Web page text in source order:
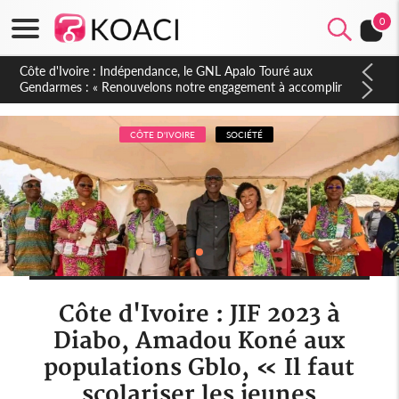
0
Sierra Leone : Un projet de réforme constitutionnelle en
gestation, points clés des amendements, un exclu d'avance
CÔTE D'IVOIRE SOCIÉTÉ
Côte d'Ivoire : JIF 2023 à
Diabo, Amadou Koné aux
populations Gblo, « Il faut